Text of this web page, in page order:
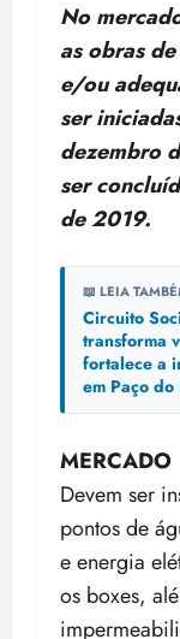
No
as obras
e/ou
ser
dezembro
ser
de 2019.
📖 LEIA
Circuito
transforma
fortalece a
em Paço do
MERCADO
Devem ser
pontos de
e energia
os boxes,